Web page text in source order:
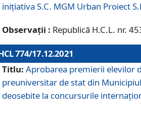
iniţiativa S.C. MGM Urban Proiect
Observații : Republică H.C.L. nr.
774/17.12.2021
Titlu: Aprobarea premierii elevilor
preuniversitar de stat din
deosebite la concursurile